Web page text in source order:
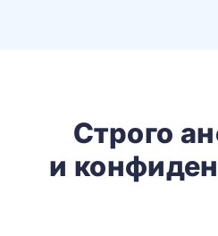
Строго
и